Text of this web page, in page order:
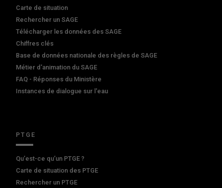
Carte de situation
Rechercher un SAGE
Télécharger les données des SAGE
Chiffres clés
Base de données nationale des règles de SAGE
Métier d'animation du SAGE
FAQ - Réponses du Ministère
Instances de dialogue sur l'eau
PTGE
Qu’est-ce qu’un PTGE ?
Carte de situation des PTGE
Rechercher un PTGE